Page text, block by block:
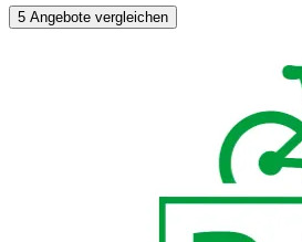
5 Angebote vergleichen